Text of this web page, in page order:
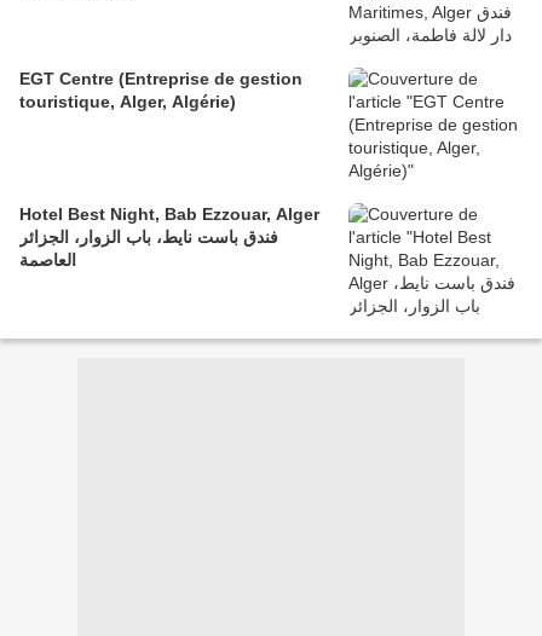
EGT Centre (Entreprise de gestion
touristique, Alger, Algérie)
Hotel Best Night, Bab Ezzouar, Alger
فندق باست نايط، باب الزوار، الجزائر
العاصمة